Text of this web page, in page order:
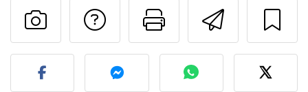
Imprima
Falar com o autor
Fez esta receita?